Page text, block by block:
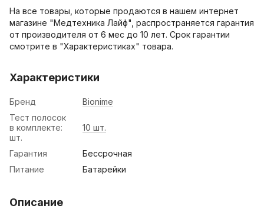
На все товары, которые продаются в нашем интернет
магазине "Медтехника Лайф", распространяется гарантия
от производителя от 6 мес до 10 лет. Срок гарантии
смотрите в "Характеристиках" товара.
Характеристики
Бренд
Bionime
Тест полосок
в комплекте:
шт.
10 шт.
Гарантия
Бессрочная
Питание
Батарейки
Описание